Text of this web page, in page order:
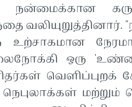
நன்மைக்கான
வலியுறுத்தினார்.
உற்சாகமான
ஒரு
மற்றும்